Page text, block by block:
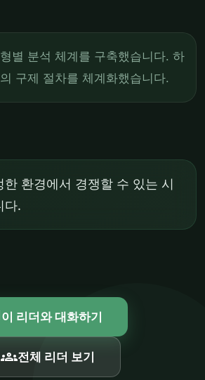
별 분석 체계를 구축했습니다. 하
구제 절차를 체계화했습니다.
한 환경에서 경쟁할 수 있는 시
다.
이 리더와 대화하기
groups전체 리더 보기